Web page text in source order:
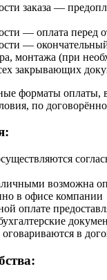
заказа —
— оплата перед
—
монтажа (при
закрывающих
форматы оплаты,
по
возможна
в офисе компании
оплате
в